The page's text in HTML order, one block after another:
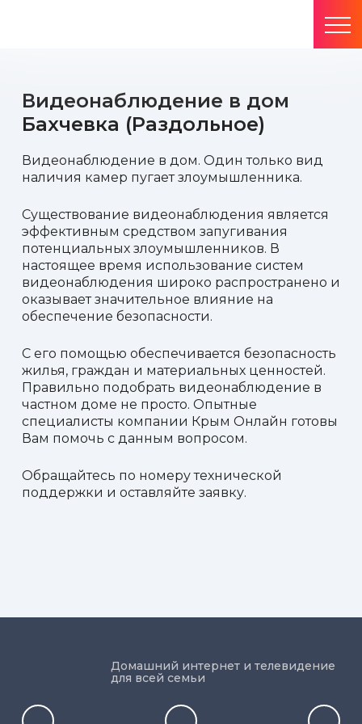
Видеонаблюдение в дом
Бахчевка (Раздольное)
Видеонаблюдение в дом. Один только вид
наличия камер пугает злоумышленника.
Существование видеонаблюдения является
эффективным средством запугивания
потенциальных злоумышленников. В
настоящее время использование систем
видеонаблюдения широко распространено и
оказывает значительное влияние на
обеспечение безопасности.
С его помощью обеспечивается безопасность
жилья, граждан и материальных ценностей.
Правильно подобрать видеонаблюдение в
частном доме не просто. Опытные
специалисты компании Крым Онлайн готовы
Вам помочь с данным вопросом.
Обращайтесь по номеру технической
поддержки и оставляйте заявку.
Домашний интернет и телевидение
для всей семьи